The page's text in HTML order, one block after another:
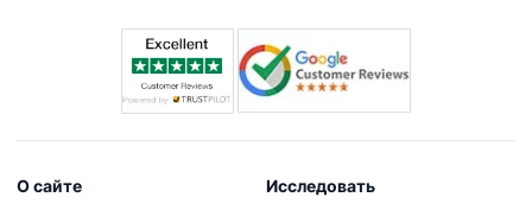
О сайте Исследовать